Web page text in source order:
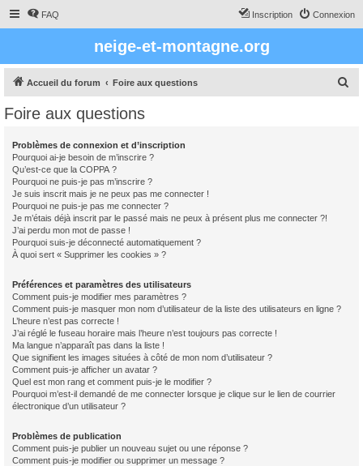
FAQ Connexion
Inscription
neige-et-montagne.org
Accueil du forum Foire aux questions
Foire aux questions
Problèmes de connexion et d’inscription
Pourquoi ai-je besoin de m’inscrire ?
Qu’est-ce que la COPPA ?
Pourquoi ne puis-je pas m’inscrire ?
Je suis inscrit mais je ne peux pas me connecter !
Pourquoi ne puis-je pas me connecter ?
Je m’étais déjà inscrit par le passé mais ne peux à présent plus me connecter ?!
J’ai perdu mon mot de passe !
Pourquoi suis-je déconnecté automatiquement ?
À quoi sert « Supprimer les cookies » ?
Préférences et paramètres des utilisateurs
Comment puis-je modifier mes paramètres ?
Comment puis-je masquer mon nom d’utilisateur de la liste des utilisateurs en ligne ?
L’heure n’est pas correcte !
J’ai réglé le fuseau horaire mais l’heure n’est toujours pas correcte !
Ma langue n’apparaît pas dans la liste !
Que signifient les images situées à côté de mon nom d’utilisateur ?
Comment puis-je afficher un avatar ?
Quel est mon rang et comment puis-je le modifier ?
Pourquoi m’est-il demandé de me connecter lorsque je clique sur le lien de courrier
électronique d’un utilisateur ?
Problèmes de publication
Comment puis-je publier un nouveau sujet ou une réponse ?
Comment puis-je modifier ou supprimer un message ?